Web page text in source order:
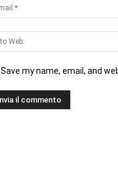
Save my name, email, and